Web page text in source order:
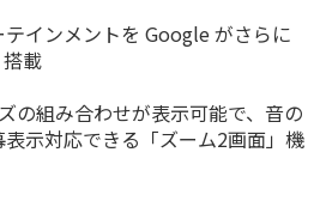
インメントを Google がさらに
載
の組み合わせが表示可能で、音の
示対応できる「ズーム2画面」機